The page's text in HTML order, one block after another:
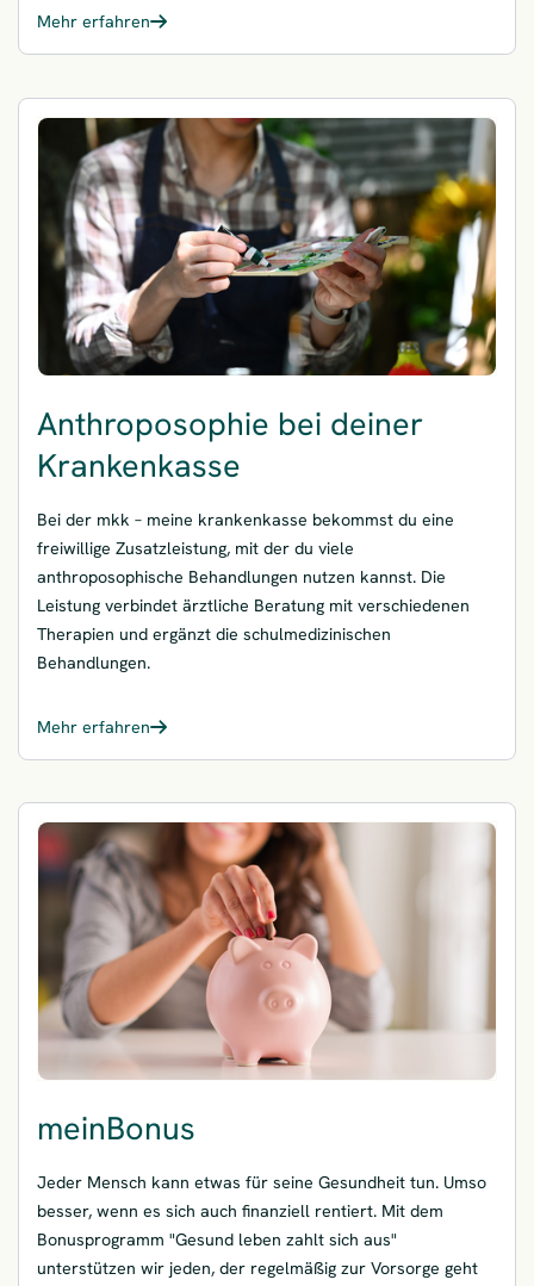
Mehr erfahren
– Alternative Arzneimittel: So unterstützt dich deine
Anthroposophie bei deiner
Krankenkasse
Bei der mkk – meine krankenkasse bekommst du eine
freiwillige Zusatzleistung, mit der du viele
anthroposophische Behandlungen nutzen kannst. Die
Leistung verbindet ärztliche Beratung mit verschiedenen
Therapien und ergänzt die schulmedizinischen
Behandlungen.
Mehr erfahren
– Anthroposophie bei deiner Krankenkasse
meinBonus
Jeder Mensch kann etwas für seine Gesundheit tun. Umso
besser, wenn es sich auch finanziell rentiert. Mit dem
Bonusprogramm "Gesund leben zahlt sich aus"
unterstützen wir jeden, der regelmäßig zur Vorsorge geht